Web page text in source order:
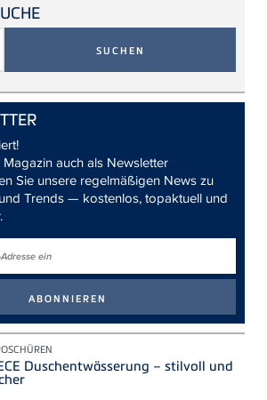
auch als Newsletter
Sie unsere regelmäßigen News zu
Trends — kostenlos, topaktuell und
Duschentwässerung – stilvoll und